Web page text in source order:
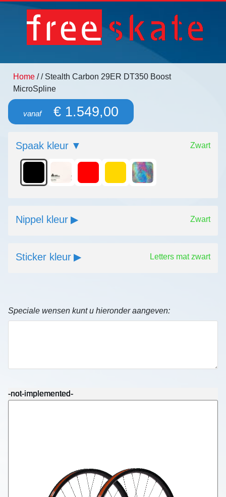
Home // Stealth Carbon 29ER DT350 Boost
MicroSpline
vanaf€ 1.549,00
Spaak kleur Zwart
Nippel kleur Zwart
Sticker kleur Letters mat zwart
Speciale wensen kunt u hieronder aangeven:
-not-implemented-
-not-implemented-
-not-implemented-
-not-implemented-